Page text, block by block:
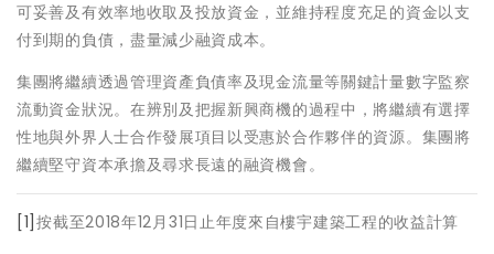
可妥善及有效率地收取及投放資金，並維持程度充足的資金以支
付到期的負債，盡量減少融資成本。
集團將繼續透過管理資產負債率及現金流量等關鍵計量數字監察
流動資金狀況。在辨別及把握新興商機的過程中，將繼續有選擇
性地與外界人士合作發展項目以受惠於合作夥伴的資源。集團將
繼續堅守資本承擔及尋求長遠的融資機會。
[1]按截至2018年12月31日止年度來自樓宇建築工程的收益計算